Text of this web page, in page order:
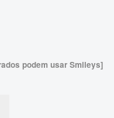
podem usar Smileys]